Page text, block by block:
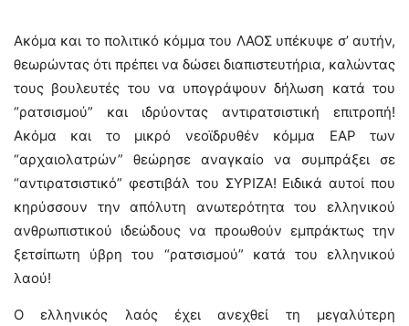
Ακόμα και το πολιτικό κόμμα του ΛΑΟΣ υπέκυψε σ’ αυτήν,
θεωρώντας ότι πρέπει να δώσει διαπιστευτήρια, καλώντας
τους βουλευτές του να υπογράψουν δήλωση κατά του
“ρατσισμού” και ιδρύοντας αντιρατσιστική επιτροπή!
Ακόμα και το μικρό νεοϊδρυθέν κόμμα ΕΑΡ των
“αρχαιολατρών” θεώρησε αναγκαίο να συμπράξει σε
“αντιρατσιστικό” φεστιβάλ του ΣΥΡΙΖΑ! Ειδικά αυτοί που
κηρύσσουν την απόλυτη ανωτερότητα του ελληνικού
ανθρωπιστικού ιδεώδους να προωθούν εμπράκτως την
ξετσίπωτη ύβρη του “ρατσισμού” κατά του ελληνικού
λαού!
Ο ελληνικός λαός έχει ανεχθεί τη μεγαλύτερη